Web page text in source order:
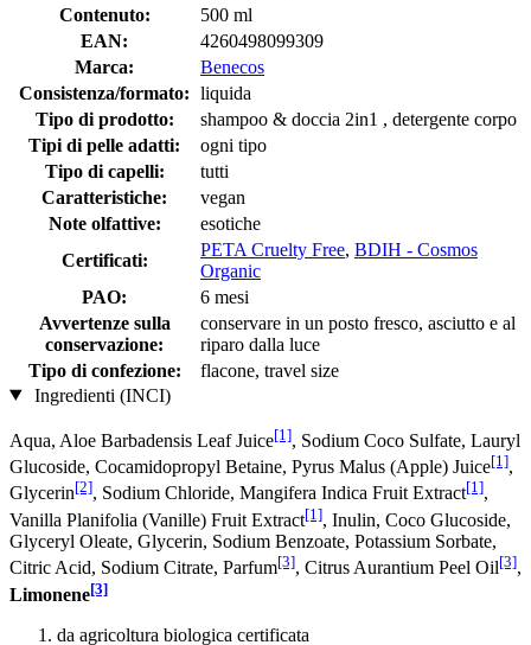
Contenuto:
500 ml
EAN:
4260498099309
Marca:
Benecos
Consistenza/formato: liquida
Tipo di prodotto:
shampoo & doccia 2in1 , detergente corpo
Tipi di pelle adatti:
ogni tipo
Tipo di capelli:
tutti
Caratteristiche:
vegan
Note olfattive:
esotiche
Certificati:
PETA Cruelty Free, BDIH - Cosmos
Organic
PAO:
6 mesi
Avvertenze sulla
conservazione:
conservare in un posto fresco, asciutto e al
riparo dalla luce
Tipo di confezione:
flacone, travel size
Ingredienti (INCI)
Aqua, Aloe Barbadensis Leaf Juice[1], Sodium Coco­ Sulfate, Lauryl
Glucoside, Cocamidopropyl Betaine, Pyrus Malus (Apple) Juice[1],
Glycerin[2], Sodium Chloride, Mangifera Indica Fruit Extract[1],
Vanilla Planifolia (Vanille) Fruit Extract[1], Inulin, Coco Glucoside,
Glyceryl Oleate, Glycerin, Sodium Benzoate, Potassium Sorbate,
Citric Acid, Sodium Citrate, Parfum[3], Citrus Aurantium Peel Oil[3],
Limonene[3]
da agricoltura biologica certificata